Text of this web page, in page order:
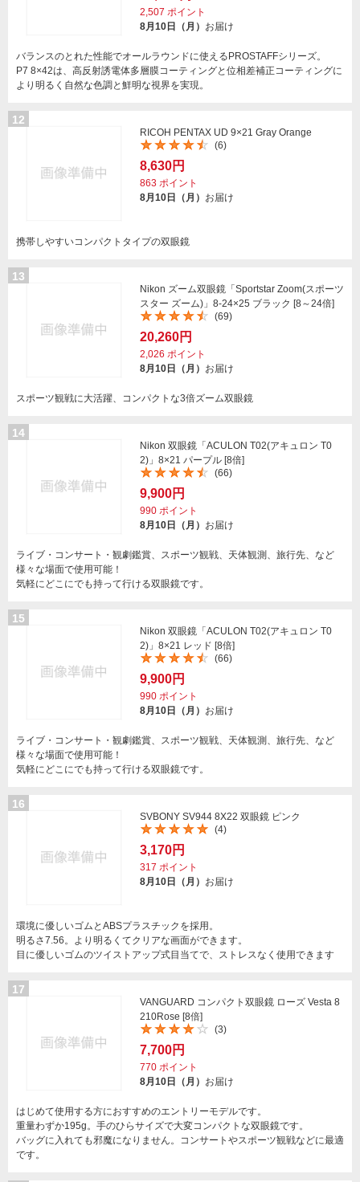
2,507 ポイント
8月10日（月） お届け
バランスのとれた性能でオールラウンドに使えるPROSTAFFシリーズ。
P7 8×42は、高反射誘電体多層膜コーティングと位相差補正コーティングに
より明るく自然な色調と鮮明な視界を実現。
12
RICOH PENTAX UD 9×21 Gray Orange
(6)
8,630円
863 ポイント
8月10日（月） お届け
携帯しやすいコンパクトタイプの双眼鏡
13
Nikon ズーム双眼鏡「Sportstar Zoom(スポーツ
スター ズーム)」8-24×25 ブラック [8～24倍]
(69)
20,260円
2,026 ポイント
8月10日（月） お届け
スポーツ観戦に大活躍、コンパクトな3倍ズーム双眼鏡
14
Nikon 双眼鏡「ACULON T02(アキュロン T0
2)」8×21 パープル [8倍]
(66)
9,900円
990 ポイント
8月10日（月） お届け
ライブ・コンサート・観劇鑑賞、スポーツ観戦、天体観測、旅行先、など
様々な場面で使用可能！
気軽にどこにでも持って行ける双眼鏡です。
15
Nikon 双眼鏡「ACULON T02(アキュロン T0
2)」8×21 レッド [8倍]
(66)
9,900円
990 ポイント
8月10日（月） お届け
ライブ・コンサート・観劇鑑賞、スポーツ観戦、天体観測、旅行先、など
様々な場面で使用可能！
気軽にどこにでも持って行ける双眼鏡です。
16
SVBONY SV944 8X22 双眼鏡 ピンク
(4)
3,170円
317 ポイント
8月10日（月） お届け
環境に優しいゴムとABSプラスチックを採用。
明るさ7.56。より明るくてクリアな画面ができます。
目に優しいゴムのツイストアップ式目当てで、ストレスなく使用できます
17
VANGUARD コンパクト双眼鏡 ローズ Vesta 8
210Rose [8倍]
(3)
7,700円
770 ポイント
8月10日（月） お届け
はじめて使用する方におすすめのエントリーモデルです。
重量わずか195g。手のひらサイズで大変コンパクトな双眼鏡です。
バッグに入れても邪魔になりません。コンサートやスポーツ観戦などに最適
です。